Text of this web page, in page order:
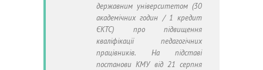
державним університетом (30
академічних годин / 1 кредит
ЄКТС) про підвищення
кваліфікації педагогічних
працівників. На підставі
постанови КМУ від 21 серпня